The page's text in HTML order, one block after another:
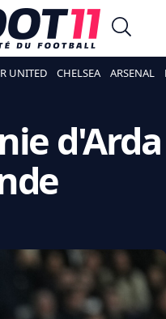
UNITED CHELSEA ARSENAL
d'Arda